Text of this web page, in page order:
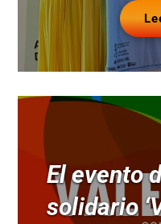
El evento
solidario